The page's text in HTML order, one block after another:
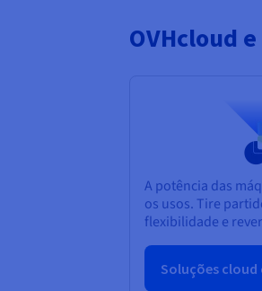
OVHcloud
A potência das
os usos. Tire
flexibilidade e
Soluções